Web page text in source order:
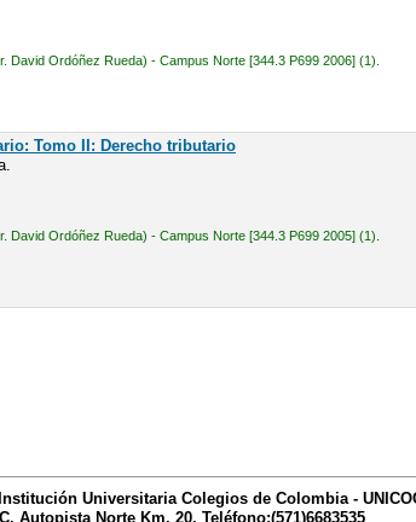
David Ordóñez Rueda) - Campus Norte [344.3 P699 2006] (1).
Tomo II: Derecho tributario
David Ordóñez Rueda) - Campus Norte [344.3 P699 2005] (1).
Universitaria Colegios de Colombia -
Autopista Norte Km. 20. Teléfono:(571)6683535